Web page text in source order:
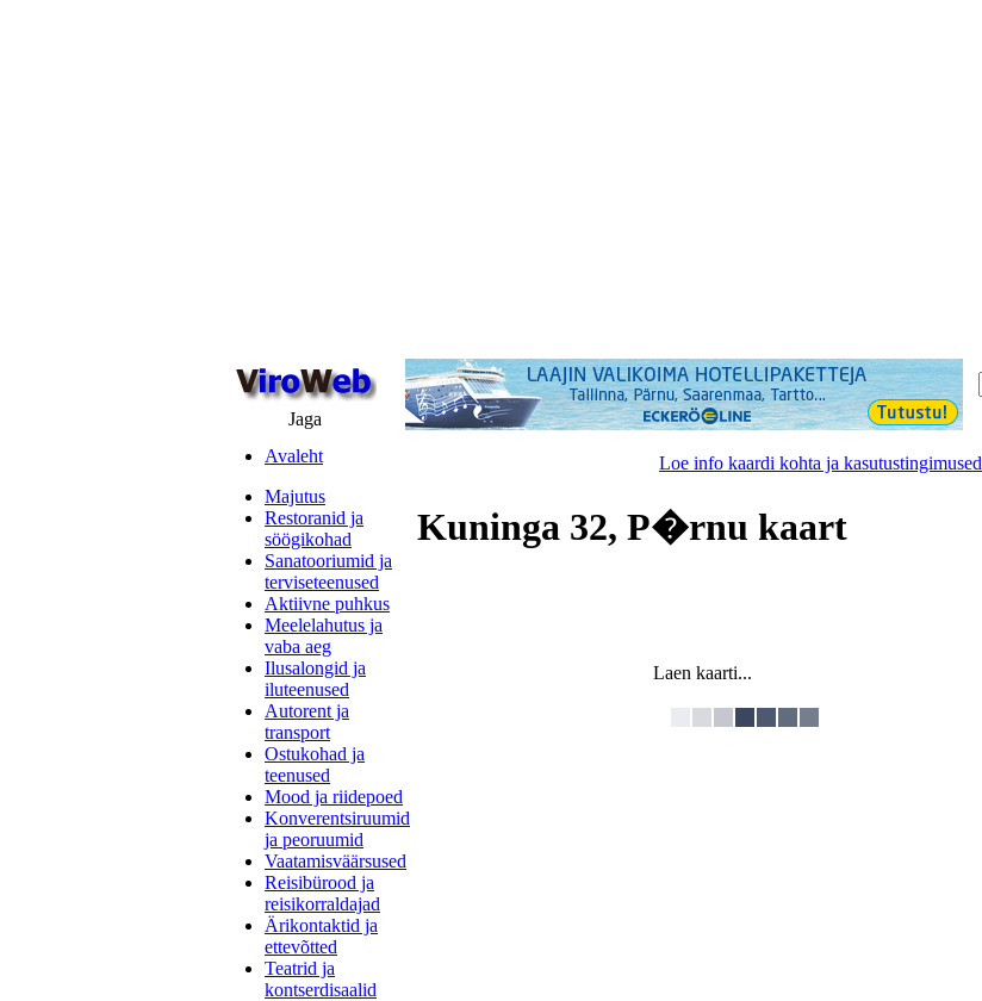
Jaga
Avaleht
Majutus
Restoranid ja
söögikohad
Sanatooriumid ja
terviseteenused
Aktiivne puhkus
Meelelahutus ja
vaba aeg
Ilusalongid ja
iluteenused
Autorent ja
transport
Ostukohad ja
teenused
Mood ja riidepoed
Konverentsiruumid
ja peoruumid
Vaatamisväärsused
Reisibürood ja
reisikorraldajad
Ärikontaktid ja
ettevõtted
Teatrid ja
kontserdisaalid
Loe info kaardi kohta ja kasutustingimused
Kuninga 32, P�rnu kaart
Laen kaarti...